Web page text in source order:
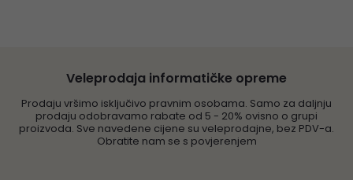
Veleprodaja informatičke opreme
Prodaju vršimo isključivo pravnim osobama. Samo za daljnju
prodaju odobravamo rabate od 5 - 20% ovisno o grupi
proizvoda. Sve navedene cijene su veleprodajne, bez PDV-a.
Obratite nam se s povjerenjem